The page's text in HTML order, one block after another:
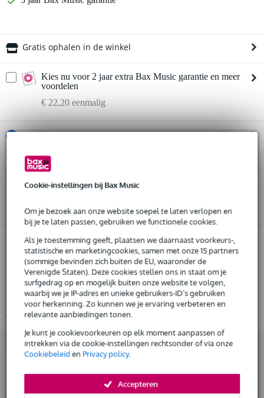
Cookie-instellingen bij Bax Music
Om je bezoek aan onze website soepel te laten verlopen en
bij je te laten passen, gebruiken we functionele cookies.
Als je toestemming geeft, plaatsen we daarnaast voorkeurs-,
statistische en marketingcookies, samen met onze 15 partners
(sommige bevinden zich buiten de EU, waaronder de
Verenigde Staten). Deze cookies stellen ons in staat om je
surfgedrag op en mogelijk buiten onze website te volgen,
waarbij we je IP-adres en unieke gebruikers-ID’s gebruiken
voor herkenning. Zo kunnen we je ervaring verbeteren en
relevante aanbiedingen tonen.
Je kunt je cookievoorkeuren op elk moment aanpassen of
intrekken via de cookie-instellingen rechtsonder of via onze
Cookiebeleiden Privacy policy.
Accepteren
Gratis ophalen in de winkel
Kies nu voor 2 jaar extra Bax Music garantie en meer
voordelen
€ 22,20 eenmalig
Huur dit product al vanaf 32 euro per maand
Huur meerdere producten tegelijk: min. € 300,- en max.
Al na 4 maanden maandelijks opzegbaar
De mogelijkheid om je product(en) met korting te kopen
Snelle vervanging door Bax Music bij een defect
Huur dit product
Twijfel je of de
interfacebij je past? Doe de check.
Productinformatie
audio interface
afmetingen: 60.5 x 240 x 169.4 mm
gewicht: 1.494 kg
Bekijk alle productspecificaties
Bekijk ook eens (2)